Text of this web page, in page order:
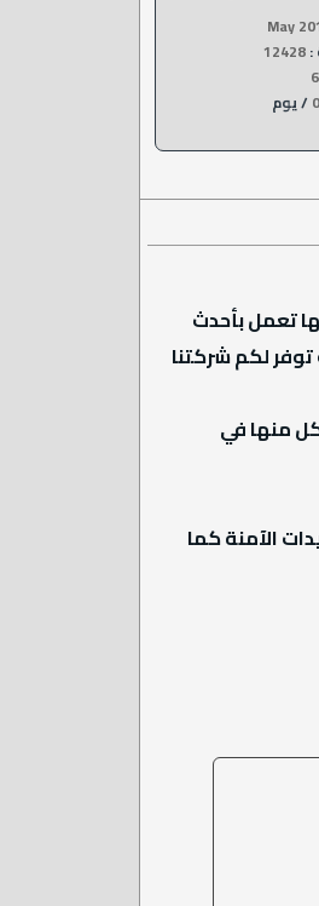
May
:
12428
6
/ يوم
تعمل بأحدث
توفر لكم شركتنا
منها في
الآمنة كما